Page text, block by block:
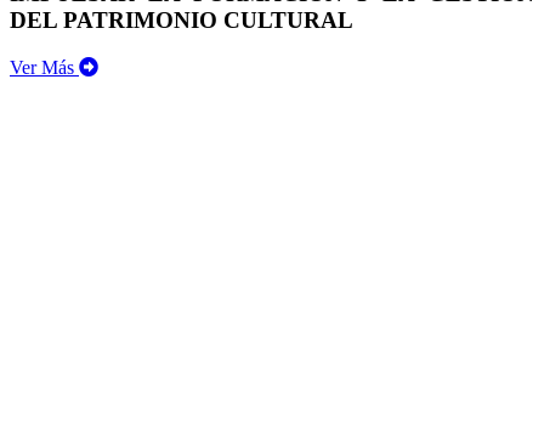
DEL PATRIMONIO CULTURAL
Ver Más